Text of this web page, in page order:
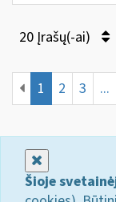
20 Įrašų(-ai)
1 2 3 ...
Šioje